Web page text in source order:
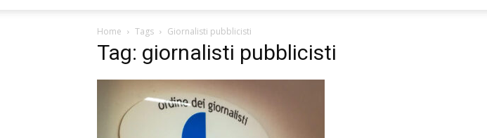
Home Tags Giornalisti pubblicisti
Tag: giornalisti pubblicisti